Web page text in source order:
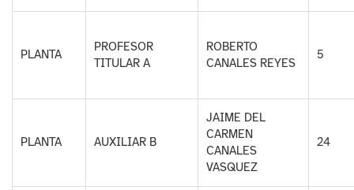
PLANTA
PROFESOR
TITULAR A
ROBERTO
CANALES REYES
5
PLANTA AUXILIAR B
JAIME DEL
CARMEN
CANALES
VASQUEZ
24